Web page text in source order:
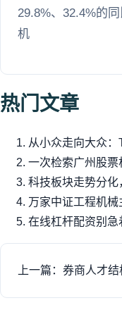
29.8%、32.4%的
机
热门文章
从小众走向大众
一次检索广州股
科技板块走势分化
万家中证工程机
在线杠杆配资别
上一篇：券商人才